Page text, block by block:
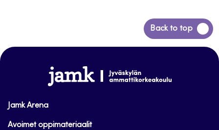
Back to top
Siirry
takaisin
www.jamk.fi
Jamk Arena
Avoimet oppimateriaalit